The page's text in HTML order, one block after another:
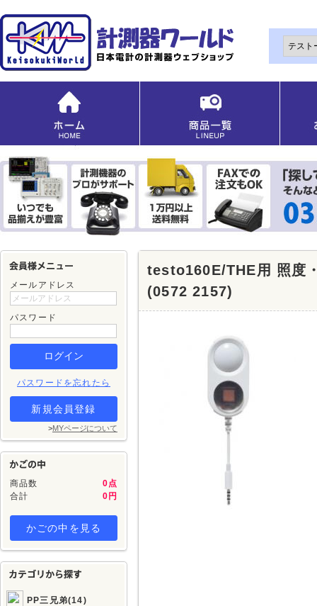
メールアドレス
パスワード
パスワードを忘れたら
新規会員登録
>MYページについて
商品数
0点
合計
0円
かごの中を見る
PP三兄弟(14)
testo160E/THE用 照度
(0572 2157)